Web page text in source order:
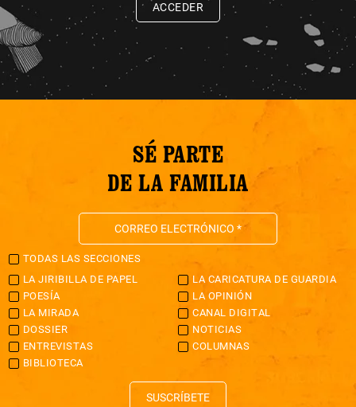
ACCEDER
SÉ PARTE
DE LA FAMILIA
TODAS LAS SECCIONES
LA JIRIBILLA DE PAPEL
LA CARICATURA DE GUARDIA
POESÍA
LA OPINIÓN
LA MIRADA
CANAL DIGITAL
DOSSIER
NOTICIAS
ENTREVISTAS
COLUMNAS
BIBLIOTECA
SUSCRÍBETE